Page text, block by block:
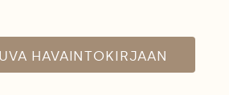
HAVAINTOKIRJAAN